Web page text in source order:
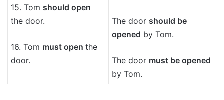
15. Tom should open
the door.
16. Tom must openthe
door.
The door should be
opened by Tom.
The door must be opened
by Tom.